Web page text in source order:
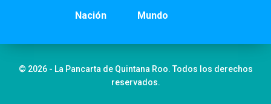
Nación Mundo
© 2026 - La Pancarta de Quintana Roo. Todos los derechos
reservados.